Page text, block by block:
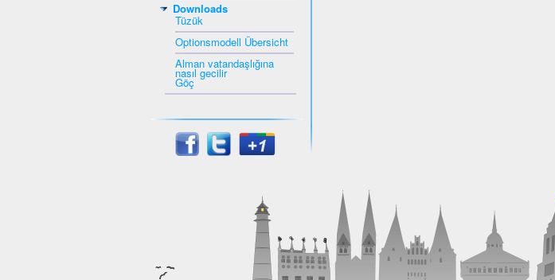
Downloads
Tüzük
Optionsmodell Übersicht
Alman vatandaşlığına
nasıl gecilir
Göç